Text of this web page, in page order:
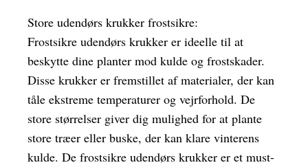
Store udendørs krukker frostsikre:
Frostsikre udendørs krukker er ideelle til at
beskytte dine planter mod kulde og frostskader.
Disse krukker er fremstillet af materialer, der kan
tåle ekstreme temperaturer og vejrforhold. De
store størrelser giver dig mulighed for at plante
store træer eller buske, der kan klare vinterens
kulde. De frostsikre udendørs krukker er et must-